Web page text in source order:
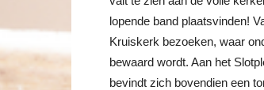
lopende band plaatsvinden!
Kruiskerk bezoeken, waar
bewaard wordt. Aan het
bevindt zich bovendien een